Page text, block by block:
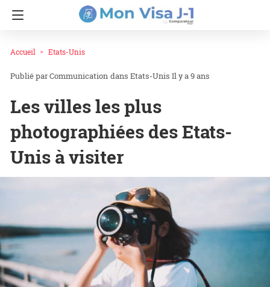
Accueil Etats-Unis
Communication dans Etats-Unis Il y a 9 ans
Les villes les plus
photographiées des Etats-
Unis à visiter